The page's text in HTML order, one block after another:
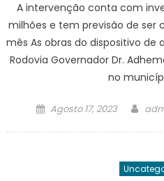
A intervenção conta com
milhões e tem previsão de ser
mês As obras do dispositivo de
Rodovia Governador Dr.
no
Posted
Agosto 17, 2023